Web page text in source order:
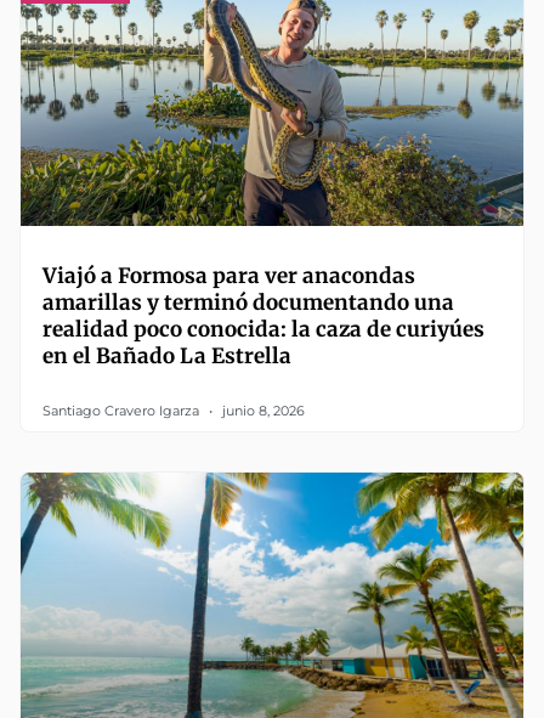
Viajó a Formosa para ver anacondas
amarillas y terminó documentando una
realidad poco conocida: la caza de curiyúes
en el Bañado La Estrella
Santiago Cravero Igarza junio 8, 2026